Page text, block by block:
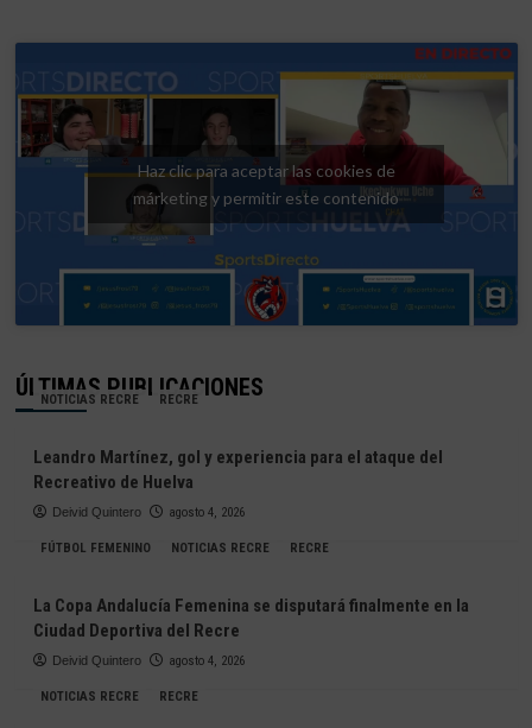
Haz clic para aceptar las cookies de
márketing y permitir este contenido
ÚLTIMAS PUBLICACIONES
NOTICIAS RECRE RECRE
Leandro Martínez, gol y experiencia para el ataque del
Recreativo de Huelva
Deivid Quintero agosto 4, 2026
FÚTBOL FEMENINO NOTICIAS RECRE RECRE
La Copa Andalucía Femenina se disputará finalmente en la
Ciudad Deportiva del Recre
Deivid Quintero agosto 4, 2026
NOTICIAS RECRE RECRE